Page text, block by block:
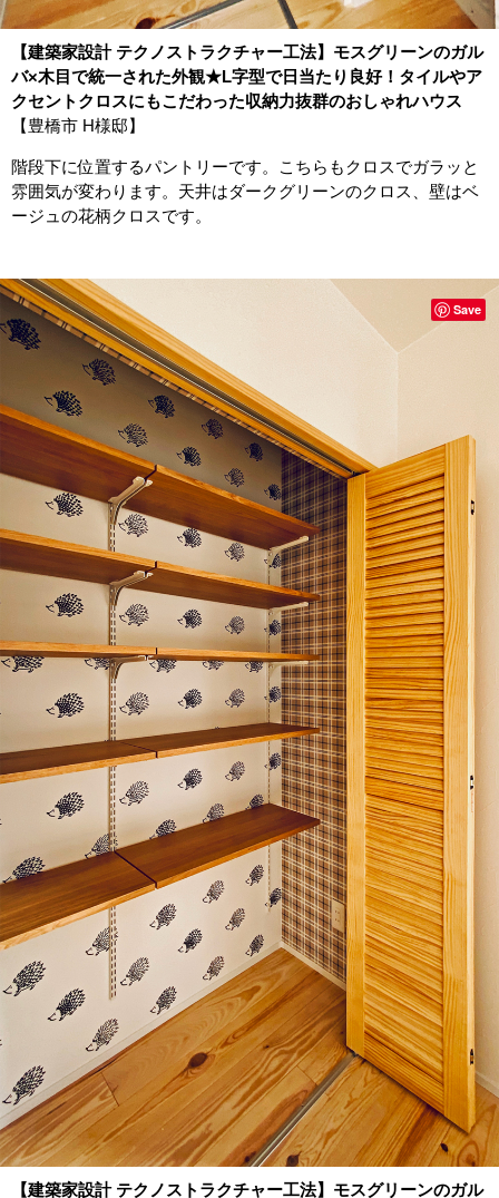
【建築家設計 テクノストラクチャー工法】モスグリーンのガル
バ×木目で統一された外観★L字型で日当たり良好！タイルやア
クセントクロスにもこだわった収納力抜群のおしゃれハウス
【豊橋市 H様邸】
階段下に位置するパントリーです。こちらもクロスでガラッと
雰囲気が変わります。天井はダークグリーンのクロス、壁はベ
ージュの花柄クロスです。
【建築家設計 テクノストラクチャー工法】モスグリーンのガル
Save